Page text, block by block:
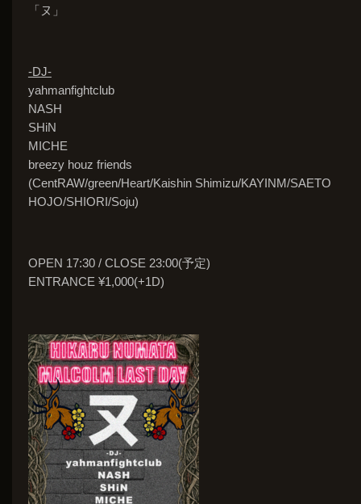
「ヌ」
-DJ-
yahmanfightclub
NASH
SHiN
MICHE
breezy houz friends
(CentRAW/green/Heart/Kaishin Shimizu/KAYINM/SAETO
HOJO/SHIORI/Soju)
OPEN 17:30 / CLOSE 23:00(予定)
ENTRANCE ¥1,000(+1D)